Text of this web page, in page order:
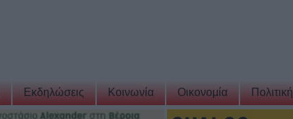
Εκδηλώσεις Κοινωνία Οικονομία Πολιτική